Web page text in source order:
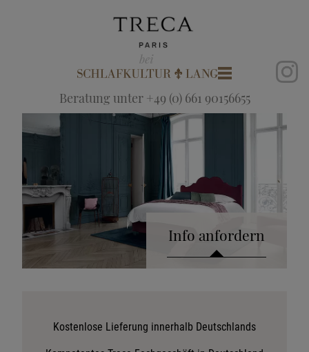
Beratung unter +49 (0) 661 90156655
Info anfordern
Stoffkollektion anfordern
Telefonische Beratung anfordern
Kostenlose Lieferung innerhalb Deutschlands